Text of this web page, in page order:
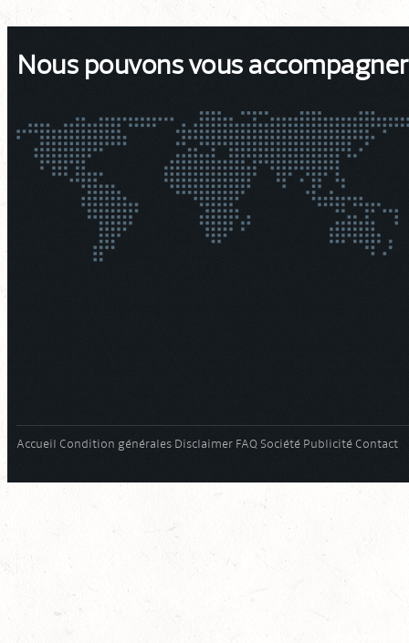
Nous pouvons vous
Accueil Condition générales Disclaimer FAQ Société Publicité Contact